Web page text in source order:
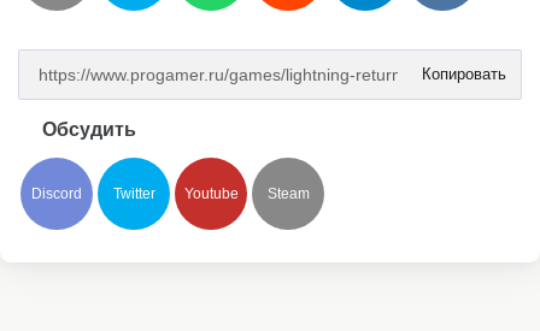
Копировать
Обсудить
Discord Twitter Youtube Steam